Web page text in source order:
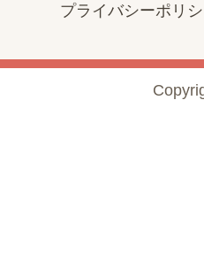
プライバシーポリ